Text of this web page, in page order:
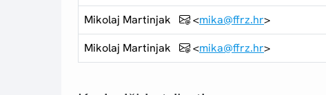
Mikolaj Martinjak
<mika@ffrz.hr>
Mikolaj Martinjak
<mika@ffrz.hr>